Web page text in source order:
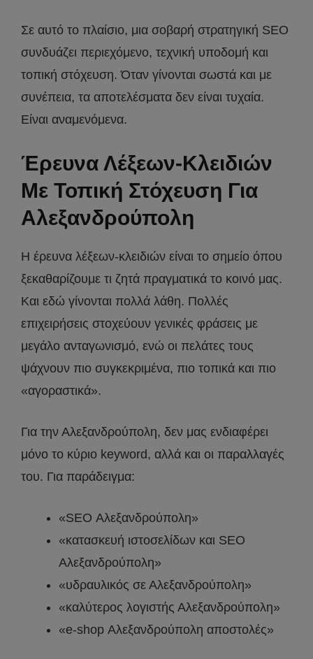
Σε αυτό το πλαίσιο, μια σοβαρή στρατηγική SEO
συνδυάζει περιεχόμενο, τεχνική υποδομή και
τοπική στόχευση. Όταν γίνονται σωστά και με
συνέπεια, τα αποτελέσματα δεν είναι τυχαία.
Είναι αναμενόμενα.
Έρευνα Λέξεων-Κλειδιών
Με Τοπική Στόχευση Για
Αλεξανδρούπολη
Η έρευνα λέξεων-κλειδιών είναι το σημείο όπου
ξεκαθαρίζουμε τι ζητά πραγματικά το κοινό μας.
Και εδώ γίνονται πολλά λάθη. Πολλές
επιχειρήσεις στοχεύουν γενικές φράσεις με
μεγάλο ανταγωνισμό, ενώ οι πελάτες τους
ψάχνουν πιο συγκεκριμένα, πιο τοπικά και πιο
«αγοραστικά».
Για την Αλεξανδρούπολη, δεν μας ενδιαφέρει
μόνο το κύριο keyword, αλλά και οι παραλλαγές
του. Για παράδειγμα:
«SEO Αλεξανδρούπολη»
«κατασκευή ιστοσελίδων και SEO
Αλεξανδρούπολη»
«υδραυλικός σε Αλεξανδρούπολη»
«καλύτερος λογιστής Αλεξανδρούπολη»
«e-shop Αλεξανδρούπολη αποστολές»